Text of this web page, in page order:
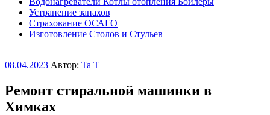
Устранение запахов
Страхование ОСАГО
Изготовление Столов и Стульев
Опубликовано
08.04.2023 Автор: Ta T
Ремонт стиральной машинки в
Химках